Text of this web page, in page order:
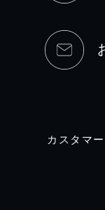
カスタマ